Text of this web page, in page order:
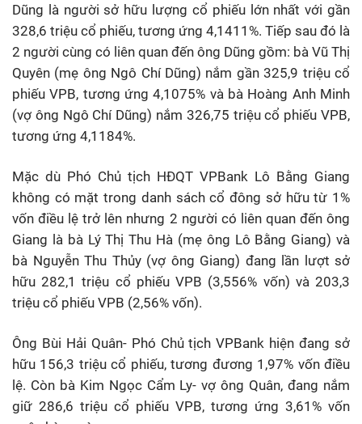
Dũng là người sở hữu lượng cổ phiếu lớn nhất với gần
328,6 triệu cổ phiếu, tương ứng 4,1411%. Tiếp sau đó là
2 người cùng có liên quan đến ông Dũng gồm: bà Vũ Thị
Quyên (mẹ ông Ngô Chí Dũng) nắm gần 325,9 triệu cổ
phiếu VPB, tương ứng 4,1075% và bà Hoàng Anh Minh
(vợ ông Ngô Chí Dũng) nắm 326,75 triệu cổ phiếu VPB,
tương ứng 4,1184%.
Mặc dù Phó Chủ tịch HĐQT VPBank Lô Bằng Giang
không có mặt trong danh sách cổ đông sở hữu từ 1%
vốn điều lệ trở lên nhưng 2 người có liên quan đến ông
Giang là bà Lý Thị Thu Hà (mẹ ông Lô Bằng Giang) và
bà Nguyễn Thu Thủy (vợ ông Giang) đang lần lượt sở
hữu 282,1 triệu cổ phiếu VPB (3,556% vốn) và 203,3
triệu cổ phiếu VPB (2,56% vốn).
Ông Bùi Hải Quân- Phó Chủ tịch VPBank hiện đang sở
hữu 156,3 triệu cổ phiếu, tương đương 1,97% vốn điều
lệ. Còn bà Kim Ngọc Cẩm Ly- vợ ông Quân, đang nắm
giữ 286,6 triệu cổ phiếu VPB, tương ứng 3,61% vốn